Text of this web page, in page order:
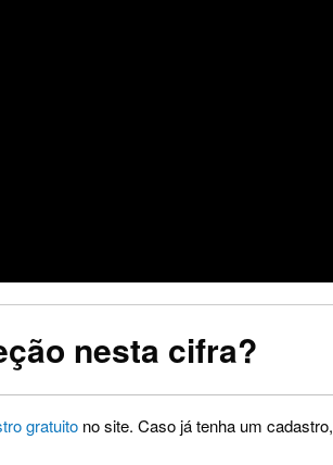
nesta cifra?
gratuito no site. Caso já tenha um cadastro,